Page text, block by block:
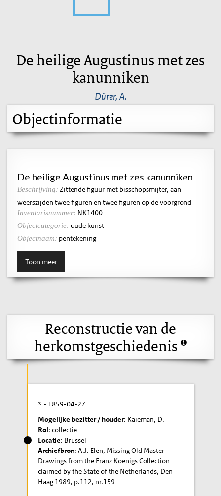
De heilige Augustinus met zes
kanunniken
Dürer, A.
Objectinformatie
De heilige Augustinus met zes kanunniken
Beschrijving: Zittende figuur met bisschopsmijter, aan
weerszijden twee figuren en twee figuren op de voorgrond
Inventarisnummer: NK1400
Objectcategorie: oude kunst
Objectnaam: pentekening
Toon meer
Reconstructie van de
herkomstgeschiedenis
* - 1859-04-27
Mogelijke bezitter / houder: Kaieman, D.
Rol: collectie
Locatie: Brussel
Archiefbron: A.J. Elen, Missing Old Master
Drawings from the Franz Koenigs Collection
claimed by the State of the Netherlands, Den
Haag 1989, p.112, nr.159